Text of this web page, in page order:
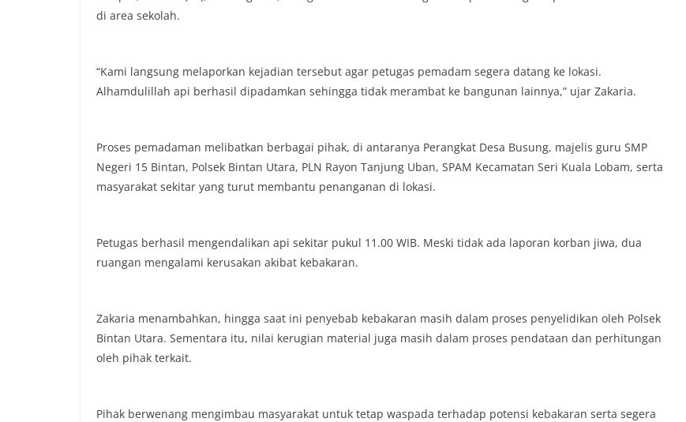
di area sekolah.
“Kami langsung melaporkan kejadian tersebut agar petugas pemadam segera datang ke lokasi.
Alhamdulillah api berhasil dipadamkan sehingga tidak merambat ke bangunan lainnya,” ujar Zakaria.
Proses pemadaman melibatkan berbagai pihak, di antaranya Perangkat Desa Busung, majelis guru SMP
Negeri 15 Bintan, Polsek Bintan Utara, PLN Rayon Tanjung Uban, SPAM Kecamatan Seri Kuala Lobam, serta
masyarakat sekitar yang turut membantu penanganan di lokasi.
Petugas berhasil mengendalikan api sekitar pukul 11.00 WIB. Meski tidak ada laporan korban jiwa, dua
ruangan mengalami kerusakan akibat kebakaran.
Zakaria menambahkan, hingga saat ini penyebab kebakaran masih dalam proses penyelidikan oleh Polsek
Bintan Utara. Sementara itu, nilai kerugian material juga masih dalam proses pendataan dan perhitungan
oleh pihak terkait.
Pihak berwenang mengimbau masyarakat untuk tetap waspada terhadap potensi kebakaran serta segera